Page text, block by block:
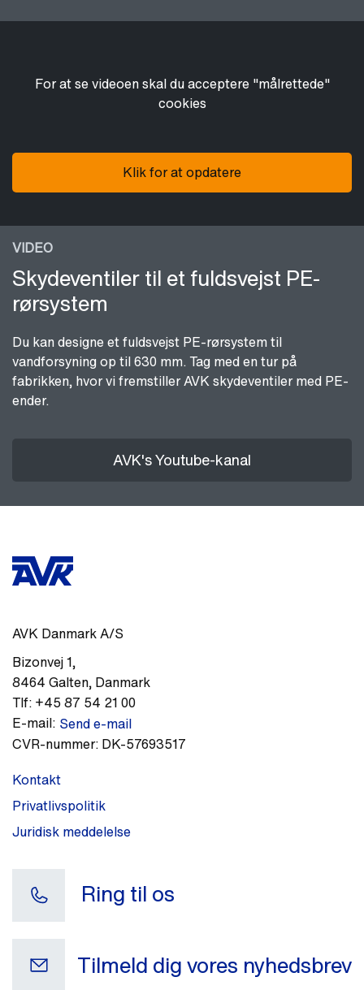
For at se videoen skal du acceptere "målrettede"
cookies
Klik for at opdatere
VIDEO
Skydeventiler til et fuldsvejst PE-
rørsystem
Du kan designe et fuldsvejst PE-rørsystem til
vandforsyning op til 630 mm. Tag med en tur på
fabrikken, hvor vi fremstiller AVK skydeventiler med PE-
ender.
AVK's Youtube-kanal
AVK Danmark A/S
Bizonvej 1,
8464 Galten, Danmark
Tlf: +45 87 54 21 00
E-mail: Send e-mail
CVR-nummer: DK-57693517
Kontakt
Privatlivspolitik
Juridisk meddelelse
Ring til os
Tilmeld dig vores nyhedsbrev